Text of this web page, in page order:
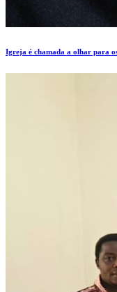
Igreja é chamada a olhar para